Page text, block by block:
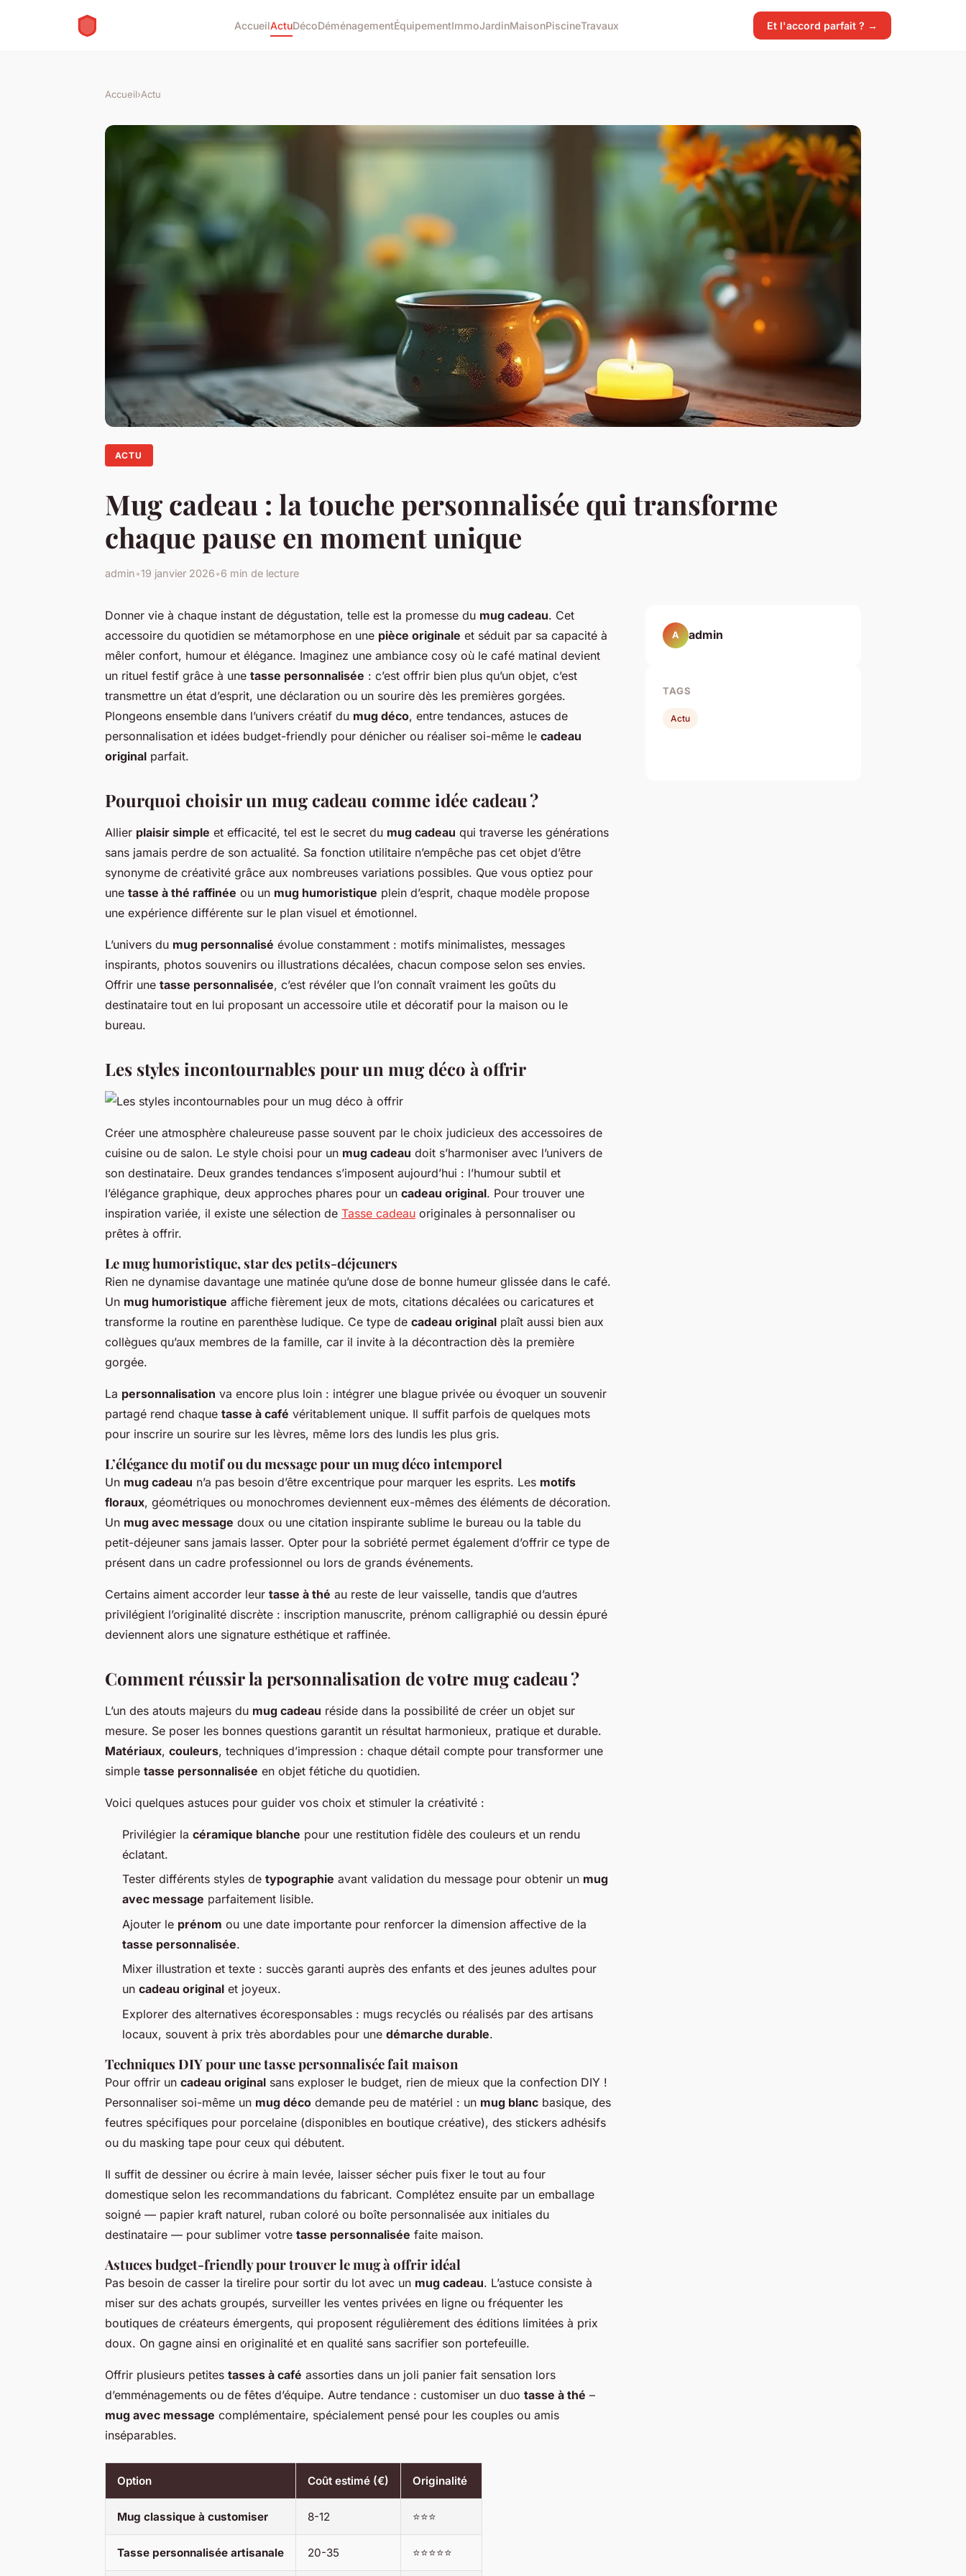
AccueilActuDécoDéménagementÉquipementImmoJardinMaisonPiscineTravaux Et l'accord parfait ? →
Accueil›Actu
ACTU
Mug cadeau : la touche personnalisée qui transforme
chaque pause en moment unique
admin•19 janvier 2026•6 min de lecture
Donner vie à chaque instant de dégustation, telle est la promesse du mug cadeau. Cet
accessoire du quotidien se métamorphose en une pièce originale et séduit par sa capacité à
mêler confort, humour et élégance. Imaginez une ambiance cosy où le café matinal devient
un rituel festif grâce à une tasse personnalisée : c’est offrir bien plus qu’un objet, c’est
transmettre un état d’esprit, une déclaration ou un sourire dès les premières gorgées.
Plongeons ensemble dans l’univers créatif du mug déco, entre tendances, astuces de
personnalisation et idées budget-friendly pour dénicher ou réaliser soi-même le cadeau
original parfait.
Pourquoi choisir un mug cadeau comme idée cadeau ?
Allier plaisir simple et efficacité, tel est le secret du mug cadeau qui traverse les générations
sans jamais perdre de son actualité. Sa fonction utilitaire n’empêche pas cet objet d’être
synonyme de créativité grâce aux nombreuses variations possibles. Que vous optiez pour
une tasse à thé raffinée ou un mug humoristique plein d’esprit, chaque modèle propose
une expérience différente sur le plan visuel et émotionnel.
L’univers du mug personnalisé évolue constamment : motifs minimalistes, messages
inspirants, photos souvenirs ou illustrations décalées, chacun compose selon ses envies.
Offrir une tasse personnalisée, c’est révéler que l’on connaît vraiment les goûts du
destinataire tout en lui proposant un accessoire utile et décoratif pour la maison ou le
bureau.
Les styles incontournables pour un mug déco à offrir
Créer une atmosphère chaleureuse passe souvent par le choix judicieux des accessoires de
cuisine ou de salon. Le style choisi pour un mug cadeau doit s’harmoniser avec l’univers de
son destinataire. Deux grandes tendances s’imposent aujourd’hui : l’humour subtil et
l’élégance graphique, deux approches phares pour un cadeau original. Pour trouver une
inspiration variée, il existe une sélection de Tasse cadeau originales à personnaliser ou
prêtes à offrir.
Le mug humoristique, star des petits-déjeuners
Rien ne dynamise davantage une matinée qu’une dose de bonne humeur glissée dans le café.
Un mug humoristique affiche fièrement jeux de mots, citations décalées ou caricatures et
transforme la routine en parenthèse ludique. Ce type de cadeau original plaît aussi bien aux
collègues qu’aux membres de la famille, car il invite à la décontraction dès la première
gorgée.
La personnalisation va encore plus loin : intégrer une blague privée ou évoquer un souvenir
partagé rend chaque tasse à café véritablement unique. Il suffit parfois de quelques mots
pour inscrire un sourire sur les lèvres, même lors des lundis les plus gris.
L’élégance du motif ou du message pour un mug déco intemporel
Un mug cadeau n’a pas besoin d’être excentrique pour marquer les esprits. Les motifs
floraux, géométriques ou monochromes deviennent eux-mêmes des éléments de décoration.
Un mug avec message doux ou une citation inspirante sublime le bureau ou la table du
petit-déjeuner sans jamais lasser. Opter pour la sobriété permet également d’offrir ce type de
présent dans un cadre professionnel ou lors de grands événements.
Certains aiment accorder leur tasse à thé au reste de leur vaisselle, tandis que d’autres
privilégient l’originalité discrète : inscription manuscrite, prénom calligraphié ou dessin épuré
deviennent alors une signature esthétique et raffinée.
Comment réussir la personnalisation de votre mug cadeau ?
L’un des atouts majeurs du mug cadeau réside dans la possibilité de créer un objet sur
mesure. Se poser les bonnes questions garantit un résultat harmonieux, pratique et durable.
Matériaux, couleurs, techniques d’impression : chaque détail compte pour transformer une
simple tasse personnalisée en objet fétiche du quotidien.
Voici quelques astuces pour guider vos choix et stimuler la créativité :
Privilégier la céramique blanche pour une restitution fidèle des couleurs et un rendu
éclatant.
Tester différents styles de typographie avant validation du message pour obtenir un mug
avec message parfaitement lisible.
Ajouter le prénom ou une date importante pour renforcer la dimension affective de la
tasse personnalisée.
Mixer illustration et texte : succès garanti auprès des enfants et des jeunes adultes pour
un cadeau original et joyeux.
Explorer des alternatives écoresponsables : mugs recyclés ou réalisés par des artisans
locaux, souvent à prix très abordables pour une démarche durable.
Techniques DIY pour une tasse personnalisée fait maison
Pour offrir un cadeau original sans exploser le budget, rien de mieux que la confection DIY !
Personnaliser soi-même un mug déco demande peu de matériel : un mug blanc basique, des
feutres spécifiques pour porcelaine (disponibles en boutique créative), des stickers adhésifs
ou du masking tape pour ceux qui débutent.
Il suffit de dessiner ou écrire à main levée, laisser sécher puis fixer le tout au four
domestique selon les recommandations du fabricant. Complétez ensuite par un emballage
soigné — papier kraft naturel, ruban coloré ou boîte personnalisée aux initiales du
destinataire — pour sublimer votre tasse personnalisée faite maison.
Astuces budget-friendly pour trouver le mug à offrir idéal
Pas besoin de casser la tirelire pour sortir du lot avec un mug cadeau. L’astuce consiste à
miser sur des achats groupés, surveiller les ventes privées en ligne ou fréquenter les
boutiques de créateurs émergents, qui proposent régulièrement des éditions limitées à prix
doux. On gagne ainsi en originalité et en qualité sans sacrifier son portefeuille.
Offrir plusieurs petites tasses à café assorties dans un joli panier fait sensation lors
d’emménagements ou de fêtes d’équipe. Autre tendance : customiser un duo tasse à thé –
mug avec message complémentaire, spécialement pensé pour les couples ou amis
inséparables.
Option Coût estimé (€) Originalité
Mug classique à customiser 8-12 ⭐⭐⭐
Tasse personnalisée artisanale 20-35 ⭐⭐⭐⭐⭐
A admin
TAGS
Actu